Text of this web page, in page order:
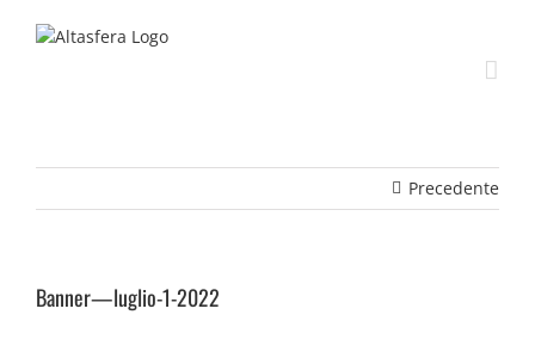
Precedente
Banner—luglio-1-2022